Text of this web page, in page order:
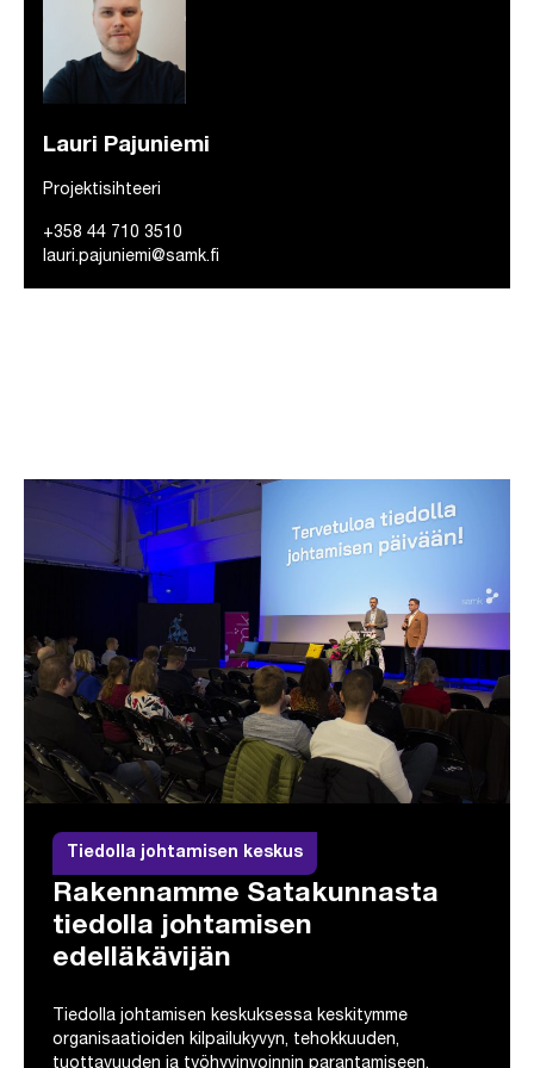
Lauri Pajuniemi
Projektisihteeri
+358 44 710 3510
lauri.pajuniemi@samk.fi
Tiedolla johtamisen keskus
Rakennamme Satakunnasta
tiedolla johtamisen
edelläkävijän
Tiedolla johtamisen keskuksessa keskitymme
organisaatioiden kilpailukyvyn, tehokkuuden,